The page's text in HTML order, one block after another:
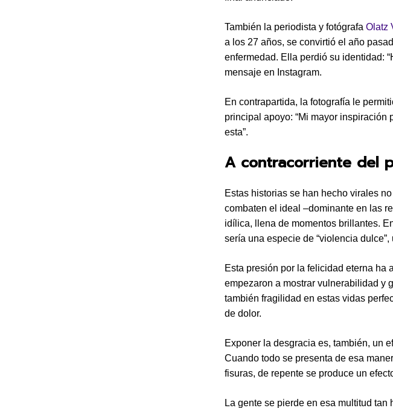
También la periodista y fotógrafa Olatz
a los 27 años, se convirtió el año
enfermedad. Ella perdió su identidad:
mensaje en Instagram.
En contrapartida, la fotografía le
principal apoyo: “Mi mayor inspiración
esta”.
A contracorriente del
Estas historias se han hecho virales
combaten el ideal –dominante en las
idílica, llena de momentos brillantes.
sería una especie de “violencia
Esta presión por la felicidad eterna ha
empezaron a mostrar vulnerabilidad y
también fragilidad en estas vidas
de dolor.
Exponer la desgracia es, también, un
Cuando todo se presenta de esa
fisuras, de repente se produce un
La gente se pierde en esa multitud